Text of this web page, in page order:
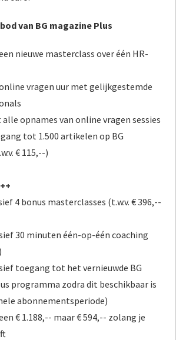
van BG magazine Plus
nieuwe masterclass over één HR-
vragen uur met gelijkgestemde
opnames van online vragen sessies
tot 1.500 artikelen op BG
€ 115,--)
4 bonus masterclasses (t.w.v. € 396,--
30 minuten één-op-één coaching
toegang tot het vernieuwde BG
programma zodra dit beschikbaar is
abonnementsperiode)
€ 1.188,-- maar € 594,-- zolang je